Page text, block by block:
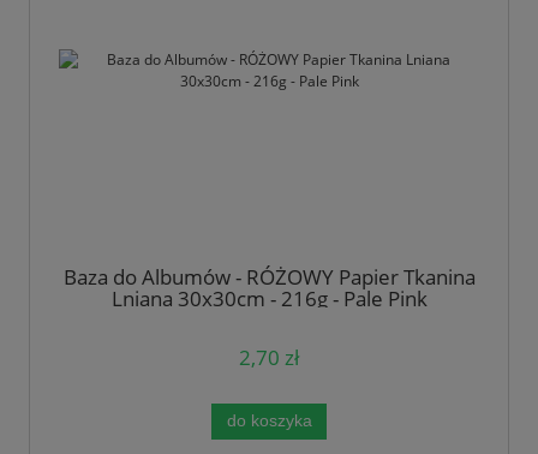
Baza do Albumów - RÓŻOWY Papier Tkanina
Lniana 30x30cm - 216g - Pale Pink
2,70 zł
do koszyka